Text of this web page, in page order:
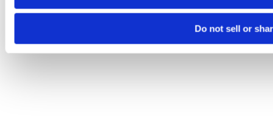
Do not sell or